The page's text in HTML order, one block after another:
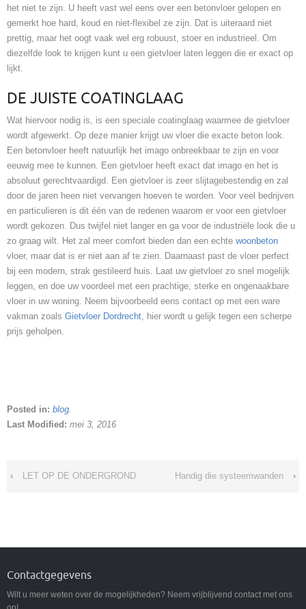
het niet te zijn. U heeft vast wel eens over een betonvloer gelopen en
gemerkt hoe hard, koud en niet-flexibel ze zijn. Dat is uiteraard niet
prettig, maar het oogt vaak wel erg robuust, stoer en industrieel. Om
diezelfde look te krijgen kunt u een gietvloer laten leggen die er exact op
lijkt.
DE JUISTE COATINGLAAG
Wat hiervoor nodig is, is een speciale coatinglaag waarmee de gietvloer
wordt afgewerkt. Op deze manier krijgt uw vloer die exacte beton look.
Een betonvloer heeft natuurlijk het imago onbreekbaar te zijn en voor
eeuwig mee te kunnen. Een gietvloer heeft exact dat imago en het is
absoluut gerechtvaardigd. Een gietvloer is zeer slijtagebestendig en zal
door de jaren heen niet vervangen hoeven te worden. Voor veel bedrijven
en particulieren is dit één van de redenen waarom er voor een gietvloer
wordt gekozen. Dus twijfel niet langer en ga voor de industriële look die u
zo graag wilt. Het zal meer comfort bieden dan een echte woonbeton
vloer, maar dat is er niet aan af te zien. Daarnaast past de vloer perfect
bij een modern, strak gestileerd huis. Laat uw gietvloer zo snel mogelijk
leggen, en doe uw voordeel met een prachtige, sterke en ongenaakbare
vloer in uw woning. Neem bijvoorbeeld eens contact op met een ware
vakman zoals Gietvloer Dordrecht, hier wordt u gelijk tegen een scherpe
prijs geholpen.
Posted in: blog.
Last Modified: mei 3, 2016
‹ LET OP DE ONDERGROND Handig die systeemwanden ›
Contactgegevens
Wilt u meer weten over de mogelijkheden? Neem vrijblijvend contact met ons